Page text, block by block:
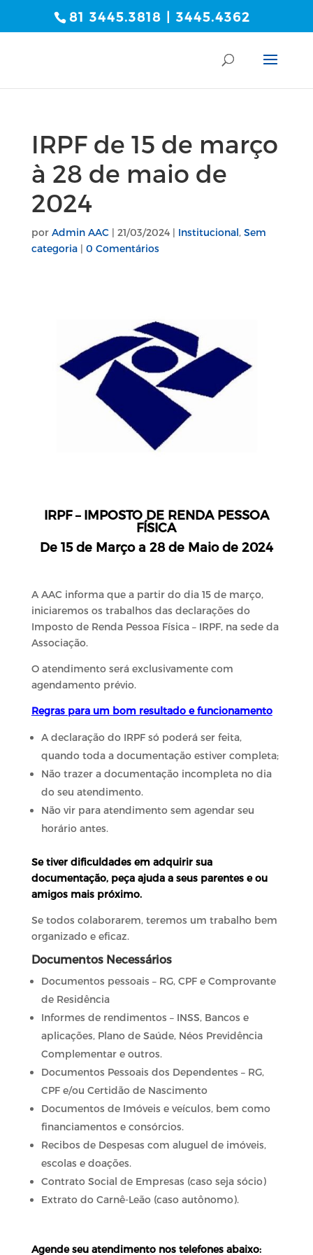
81 3445.3818 | 3445.4362
IRPF de 15 de março
à 28 de maio de
2024
por Admin AAC| 21/03/2024| Institucional, Sem
categoria| 0 Comentários
IRPF – IMPOSTO DE RENDA PESSOA
FÍSICA
De 15 de Março a 28 de Maio de 2024
A AAC informa que a partir do dia 15 de março,
iniciaremos os trabalhos das declarações do
Imposto de Renda Pessoa Física – IRPF, na sede da
Associação.
O atendimento será exclusivamente com
agendamento prévio.
Regras para um bom resultado e funcionamento
A declaração do IRPF só poderá ser feita,
quando toda a documentação estiver completa;
Não trazer a documentação incompleta no dia
do seu atendimento.
Não vir para atendimento sem agendar seu
horário antes.
Se tiver dificuldades em adquirir sua
documentação, peça ajuda a seus parentes e ou
amigos mais próximo.
Se todos colaborarem, teremos um trabalho bem
organizado e eficaz.
Documentos Necessários
Documentos pessoais – RG, CPF e Comprovante
de Residência
Informes de rendimentos – INSS, Bancos e
aplicações, Plano de Saúde, Néos Previdência
Complementar e outros.
Documentos Pessoais dos Dependentes – RG,
CPF e/ou Certidão de Nascimento
Documentos de Imóveis e veículos, bem como
financiamentos e consórcios.
Recibos de Despesas com aluguel de imóveis,
escolas e doações.
Contrato Social de Empresas (caso seja sócio)
Extrato do Carnê-Leão (caso autônomo).
Agende seu atendimento nos telefones abaixo: